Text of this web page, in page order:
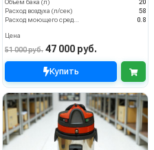
Объем бака (л)
20
Расход воздуха (л/сек)
58
Расход моющего средства
0.8
Цена
51 000 руб. 47 000 руб.
Купить